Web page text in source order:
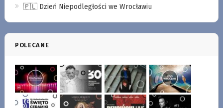
🇵🇱 Dzień Niepodległości we Wrocławiu
POLECANE